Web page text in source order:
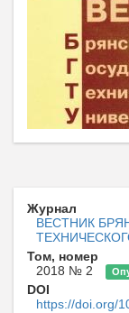
Журнал
ВЕСТНИК
Том, номер
2018 № 2
DOI
https://doi.org/